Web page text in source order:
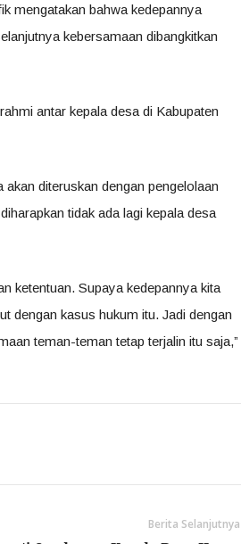
mengatakan bahwa kedepannya
kebersamaan dibangkitkan
antar kepala desa di Kabupaten
diteruskan dengan pengelolaan
tidak ada lagi kepala desa
ketentuan. Supaya kedepannya kita
dengan kasus hukum itu. Jadi dengan
teman-teman tetap terjalin itu saja,”
Berita Selanjutnya